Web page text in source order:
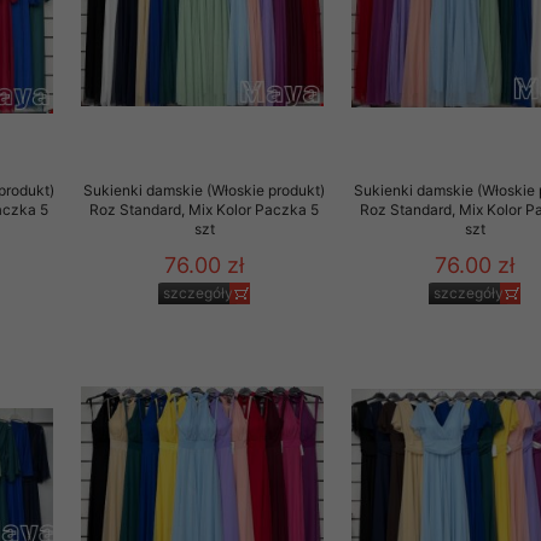
5
Sukienki damskie (Włoskie produkt)
Roz Standard, Mix Kolor Paczka 5
szt
76.00 zł
szczegóły
Sukienki damskie (Włoskie
Roz Standard, Mix Kolor
szt
76.00 zł
szczegóły
przez OMEZ
oraz usunięcia
zautomatyzowanemu
Twoich
osobowych.